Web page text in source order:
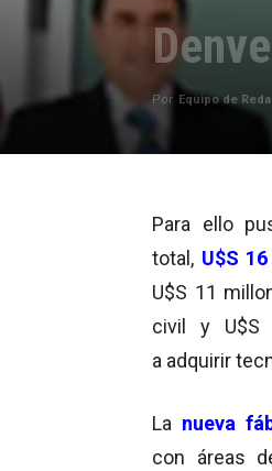
Por Equipo de
Para ello
total, U$S
U$S 11
civil y U$S
a adquirir
La nueva
con áreas